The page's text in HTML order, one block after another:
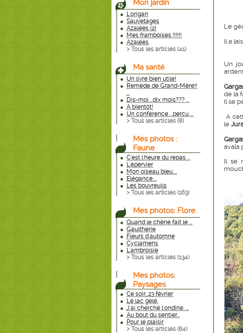
Mon jardin
L'origan
Sauvetages
Azalées (2)
Mes framboises !!!!!!
Azalées
> Tous les articles (41)
Ma santé
Un livre bien utile!
Remède de Grand-Mère!!
...
Dis-moi....dix mois??? ...
A bientôt!
Un conférence ...percu ...
> Tous les articles (8)
Mes photos :
Faune
C'est l'heure du repas ...
L'épervier
Mon oiseau bleu....
Elégance....
Les bouvreuils
> Tous les articles (163)
Mes photos: Flore
Quand le chêne fait le ...
Gaultherie
Fleurs d'automne
Cyclamens
L'ambroisie
> Tous les articles (134)
Mes photos:
Paysages
Ce soir, 23 février
Le lac gelé.
J'ai cherché l'ondine. ...
Au bout du sentier...
Pour le plaisir
> Tous les articles (64)
Le
Il a
Un
de la
Il se
A
le
avala
Il se